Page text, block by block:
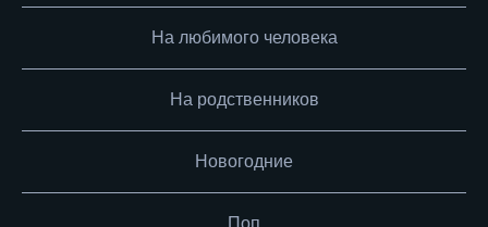
На любимого человека
На родственников
Новогодние
Поп